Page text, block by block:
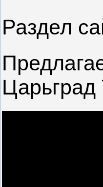
Раздел
Царьград